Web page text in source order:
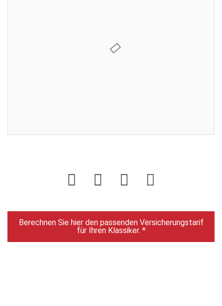
28.04.2023 18:00:00
Berechnen Sie hier den passenden Versicherungstarif
für Ihren Klassiker. *